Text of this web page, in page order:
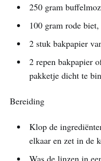
250 gram
100 gram rode
2 stuk bakpapier
2 repen bakpapier
pakketje dicht te
Bereiding
Klop de
elkaar en zet in de
Was de linzen in